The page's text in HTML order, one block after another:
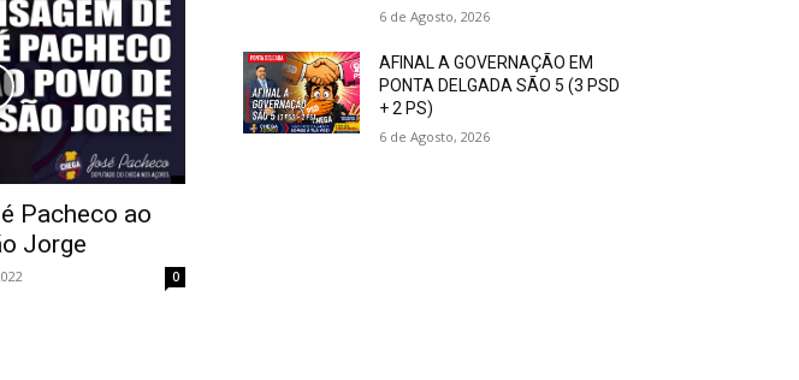
Pacheco ao
Jorge
0
6 de Agosto, 2026
AFINAL A GOVERNAÇÃO EM
PONTA DELGADA SÃO 5 (3 PSD
+ 2 PS)
6 de Agosto, 2026